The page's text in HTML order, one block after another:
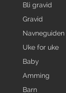
Bli gravid
Gravid
Navneguiden
Uke for uke
Baby
Amming
Barn